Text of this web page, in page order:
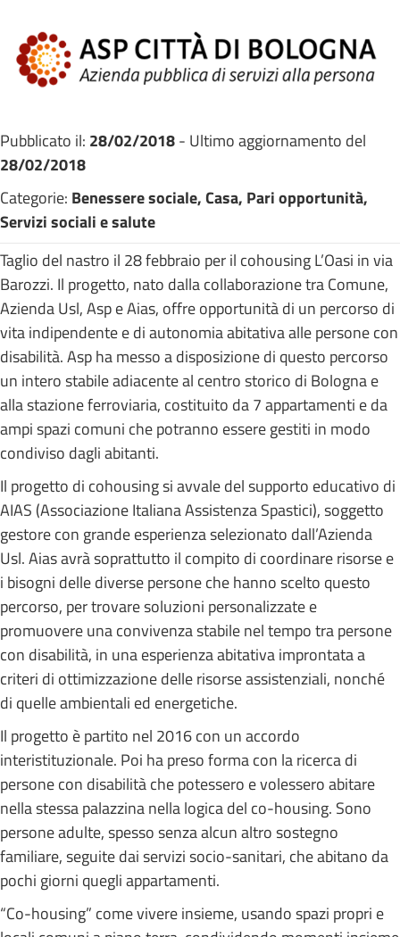
Pubblicato il: 28/02/2018- Ultimo aggiornamento del
28/02/2018
Categorie: Benessere sociale, Casa, Pari opportunità,
Servizi sociali e salute
Taglio del nastro il 28 febbraio per il cohousing L’Oasi in via
Barozzi. Il progetto, nato dalla collaborazione tra Comune,
Azienda Usl, Asp e Aias, offre opportunità di un percorso di
vita indipendente e di autonomia abitativa alle persone con
disabilità. Asp ha messo a disposizione di questo percorso
un intero stabile adiacente al centro storico di Bologna e
alla stazione ferroviaria, costituito da 7 appartamenti e da
ampi spazi comuni che potranno essere gestiti in modo
condiviso dagli abitanti.
Il progetto di cohousing si avvale del supporto educativo di
AIAS (Associazione Italiana Assistenza Spastici), soggetto
gestore con grande esperienza selezionato dall’Azienda
Usl. Aias avrà soprattutto il compito di coordinare risorse e
i bisogni delle diverse persone che hanno scelto questo
percorso, per trovare soluzioni personalizzate e
promuovere una convivenza stabile nel tempo tra persone
con disabilità, in una esperienza abitativa improntata a
criteri di ottimizzazione delle risorse assistenziali, nonché
di quelle ambientali ed energetiche.
Il progetto è partito nel 2016 con un accordo
interistituzionale. Poi ha preso forma con la ricerca di
persone con disabilità che potessero e volessero abitare
nella stessa palazzina nella logica del co-housing. Sono
persone adulte, spesso senza alcun altro sostegno
familiare, seguite dai servizi socio-sanitari, che abitano da
pochi giorni quegli appartamenti.
“Co-housing” come vivere insieme, usando spazi propri e